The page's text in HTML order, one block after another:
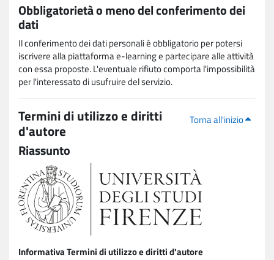
Obbligatorietà o meno del conferimento dei
dati
Il conferimento dei dati personali è obbligatorio per potersi
iscrivere alla piattaforma e-learning e partecipare alle attività
con essa proposte. L'eventuale rifiuto comporta l'impossibilità
per l'interessato di usufruire del servizio.
Torna all'inizio
Termini di utilizzo e diritti
d'autore
Riassunto
Informativa Termini di utilizzo e diritti d'autore